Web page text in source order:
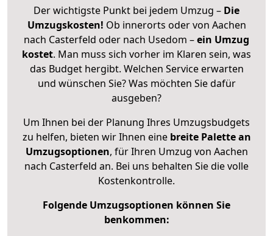
Der wichtigste Punkt bei jedem Umzug – Die
Umzugskosten! Ob innerorts oder von Aachen
nach Casterfeld oder nach Usedom –ein Umzug
kostet. Man muss sich vorher im Klaren sein, was
das Budget hergibt. Welchen Service erwarten
und wünschen Sie? Was möchten Sie dafür
ausgeben?
Um Ihnen bei der Planung Ihres Umzugsbudgets
zu helfen, bieten wir Ihnen eine breite Palette an
Umzugsoptionen, für Ihren Umzug von Aachen
nach Casterfeld an. Bei uns behalten Sie die volle
Kostenkontrolle.
Folgende Umzugsoptionen können Sie
benkommen: